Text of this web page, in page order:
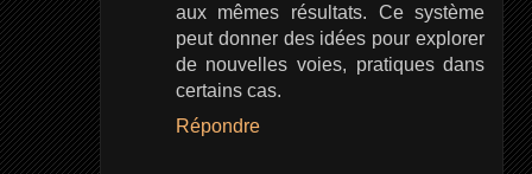
aux mêmes résultats. Ce système
peut donner des idées pour explorer
de nouvelles voies, pratiques dans
certains cas.
Répondre